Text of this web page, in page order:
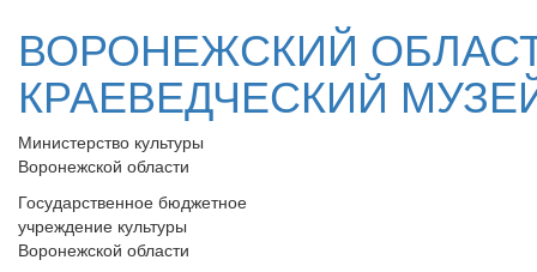
ВОРОНЕЖСКИЙ
КРАЕВЕДЧЕСКИЙ
Министерство культуры
Воронежской области
Государственное бюджетное
учреждение культуры
Воронежской области